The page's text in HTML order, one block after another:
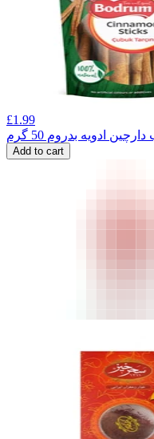
£1.99
ادویه بدروم 50 گرم
Add to cart